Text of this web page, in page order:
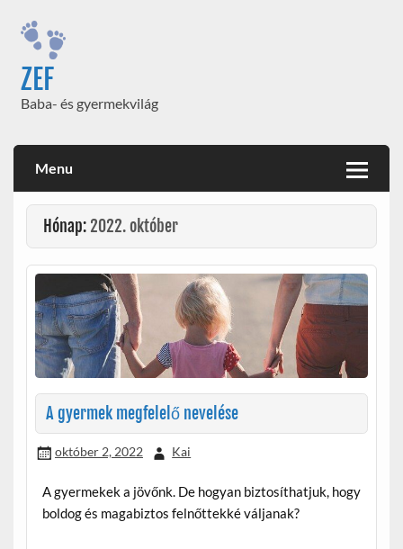
content
ZEF
Baba- és gyermekvilág
Menu
Hónap: 2022. október
A gyermek megfelelő nevelése
október 2, 2022 Kai
A gyermekek a jövőnk. De hogyan biztosíthatjuk, hogy
boldog és magabiztos felnőttekké váljanak?